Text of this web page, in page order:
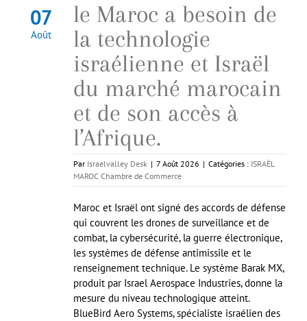
07
Août
le Maroc a besoin de
la technologie
israélienne et Israël
du marché marocain
et de son accès à
l’Afrique.
Par Israelvalley Desk | 7 Août 2026 | Catégories : ISRAËL
MAROC Chambre de Commerce
Maroc et Israël ont signé des accords de défense
qui couvrent les drones de surveillance et de
combat, la cybersécurité, la guerre électronique,
les systèmes de défense antimissile et le
renseignement technique. Le système Barak MX,
produit par Israel Aerospace Industries, donne la
mesure du niveau technologique atteint.
BlueBird Aero Systems, spécialiste israélien des